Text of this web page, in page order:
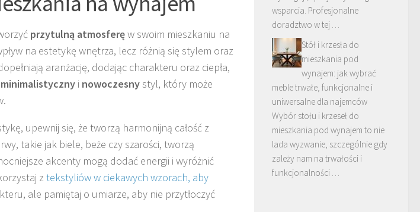
przytulną atmosferęw swoim mieszkaniu na
na estetykę wnętrza, lecz różnią się stylem oraz
aranżację, dodając charakteru oraz ciepła,
minimalistyczny i nowoczesny styl, który może
upewnij się, że tworzą harmonijną całość z
takie jak biele, beże czy szarości, tworzą
akcenty mogą dodać energii i wyróżnić
z tekstyliów w ciekawych wzorach, aby
ale pamiętaj o umiarze, aby nie przytłoczyć
wsparcia. Profesjonalne
doradztwo w tej …
Stół i krzesła do
mieszkania pod
wynajem: jak wybrać
meble trwałe, funkcjonalne i
uniwersalne dla najemców
Wybór stołu i krzeseł do
mieszkania pod wynajem to nie
lada wyzwanie, szczególnie gdy
zależy nam na trwałości i
funkcjonalności …